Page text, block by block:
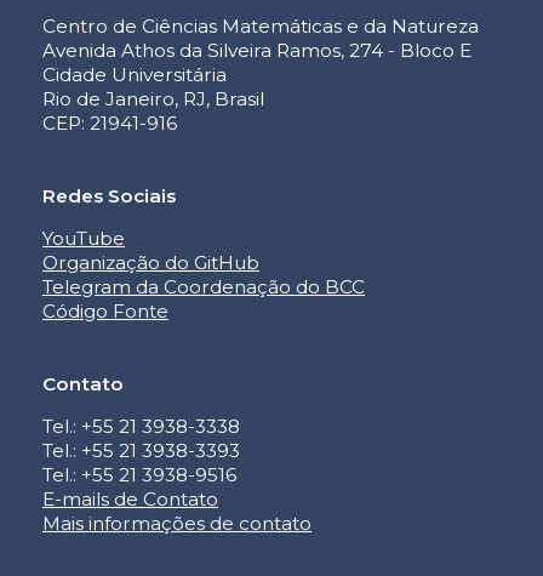
Centro de Ciências Matemáticas e da Natureza
Avenida Athos da Silveira Ramos, 274 - Bloco E
Cidade Universitária
Rio de Janeiro, RJ, Brasil
CEP: 21941-916
Redes Sociais
YouTube
Organização do GitHub
Telegram da Coordenação do BCC
Código Fonte
Contato
Tel.: +55 21 3938-3338
Tel.: +55 21 3938-3393
Tel.: +55 21 3938-9516
E-mails de Contato
Mais informações de contato